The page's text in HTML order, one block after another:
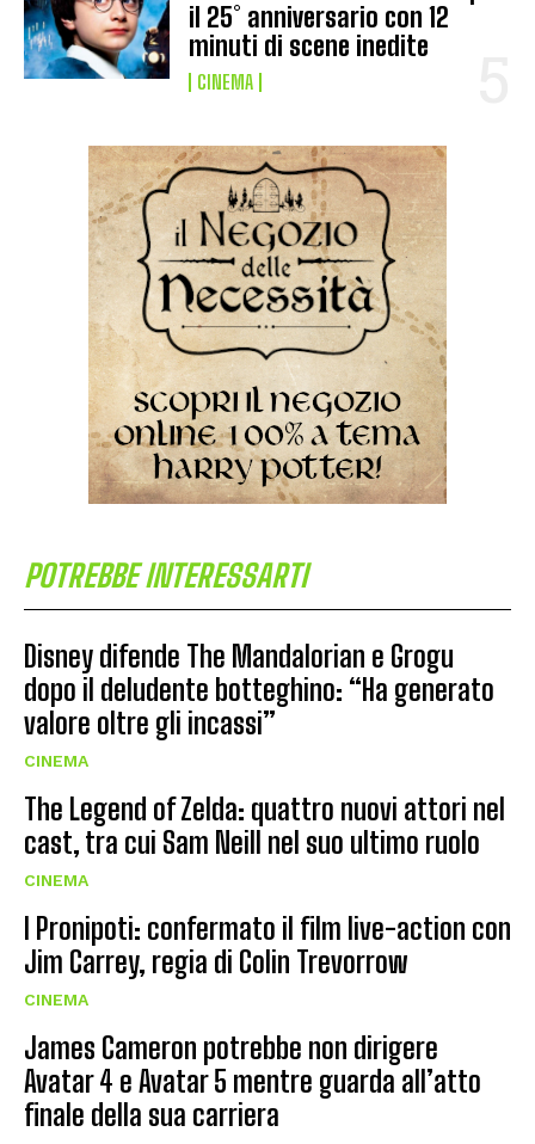
il 25° anniversario con 12
minuti di scene inedite
CINEMA
POTREBBE INTERESSARTI
Disney difende The Mandalorian e Grogu
dopo il deludente botteghino: “Ha generato
valore oltre gli incassi”
CINEMA
The Legend of Zelda: quattro nuovi attori nel
cast, tra cui Sam Neill nel suo ultimo ruolo
CINEMA
I Pronipoti: confermato il film live-action con
Jim Carrey, regia di Colin Trevorrow
CINEMA
James Cameron potrebbe non dirigere
Avatar 4 e Avatar 5 mentre guarda all’atto
finale della sua carriera